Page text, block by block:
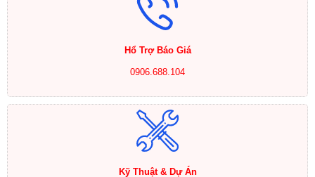
Hổ Trợ Báo Giá
0906.688.104
Kỹ Thuật & Dự Án